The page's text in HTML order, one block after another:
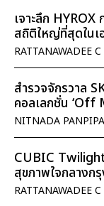
เจาะลึก
สถิติใหญ่ที่สุดใน
RATTANAWADEE C
สำรวจจักรวาล
คอลเลกชั่น ‘Off
NITNADA
CUBIC
สุขภาพใจกลางก
RATTANAWADEE C